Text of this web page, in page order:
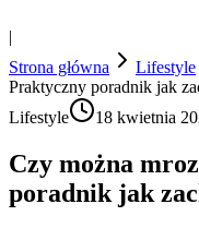
|
Strona główna
Lifestyle
Praktyczny poradnik jak
Lifestyle
18 kwietnia
Czy można
poradnik jak